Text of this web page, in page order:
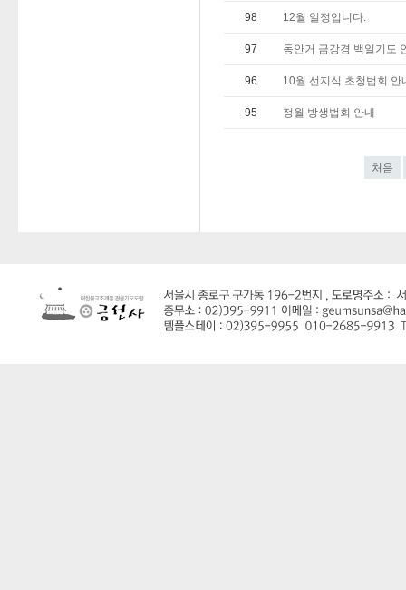
98 12월 일정입니다.
97 동안거 금강경 백일기도
96 10월 선지식 초청법회 안
95 정월 방생법회 안내
처음